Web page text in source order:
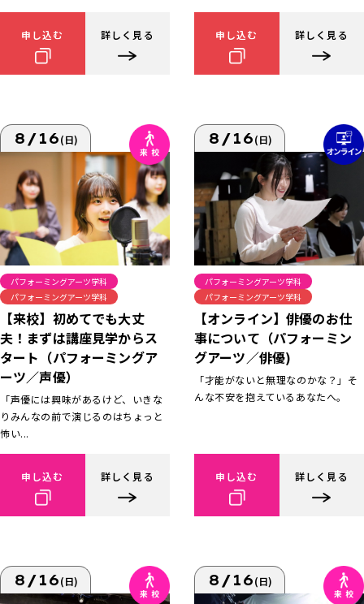
申し込む 詳しく見る 申し込む 詳しく見る
8/16(日)
パフォーミングアーツ学科
パフォーミングアーツ学科
【来校】初めてでも大丈
夫！まずは講座見学からス
タート（パフォーミングア
ーツ／声優）
「声優には興味があるけど、いきな
りみんなの前で演じるのはちょっと
怖い...
申し込む 詳しく見る
8/16(日)
パフォーミングアーツ学科
パフォーミングアーツ学科
【オンライン】俳優のお仕
事について（パフォーミン
グアーツ／俳優)
「才能がないと無理なのかな？」そ
んな不安を抱えているあなたへ。
申し込む 詳しく見る
8/16(日) 8/16(日)